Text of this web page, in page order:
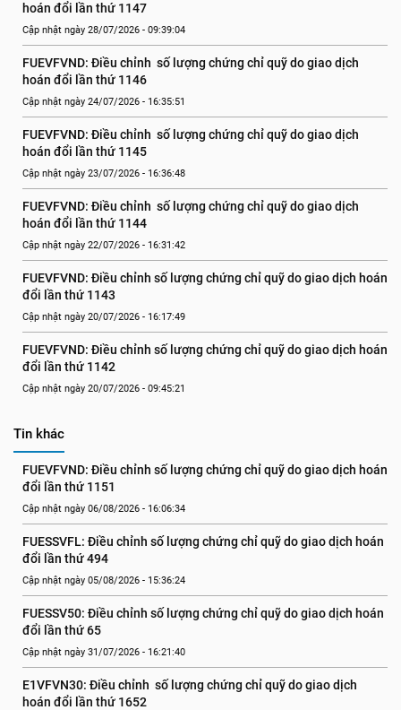
hoán đổi lần thứ 1147
Cập nhật ngày 28/07/2026 - 09:39:04
FUEVFVND: Điều chỉnh  số lượng chứng chỉ quỹ do giao dịch
hoán đổi lần thứ 1146
Cập nhật ngày 24/07/2026 - 16:35:51
FUEVFVND: Điều chỉnh  số lượng chứng chỉ quỹ do giao dịch
hoán đổi lần thứ 1145
Cập nhật ngày 23/07/2026 - 16:36:48
FUEVFVND: Điều chỉnh  số lượng chứng chỉ quỹ do giao dịch
hoán đổi lần thứ 1144
Cập nhật ngày 22/07/2026 - 16:31:42
FUEVFVND: Điều chỉnh số lượng chứng chỉ quỹ do giao dịch hoán
đổi lần thứ 1143
Cập nhật ngày 20/07/2026 - 16:17:49
FUEVFVND: Điều chỉnh số lượng chứng chỉ quỹ do giao dịch hoán
đổi lần thứ 1142
Cập nhật ngày 20/07/2026 - 09:45:21
Tin khác
FUEVFVND: Điều chỉnh số lượng chứng chỉ quỹ do giao dịch hoán
đổi lần thứ 1151
Cập nhật ngày 06/08/2026 - 16:06:34
FUESSVFL: Điều chỉnh số lượng chứng chỉ quỹ do giao dịch hoán
đổi lần thứ 494
Cập nhật ngày 05/08/2026 - 15:36:24
FUESSV50: Điều chỉnh số lượng chứng chỉ quỹ do giao dịch hoán
đổi lần thứ 65
Cập nhật ngày 31/07/2026 - 16:21:40
E1VFVN30: Điều chỉnh  số lượng chứng chỉ quỹ do giao dịch
hoán đổi lần thứ 1652